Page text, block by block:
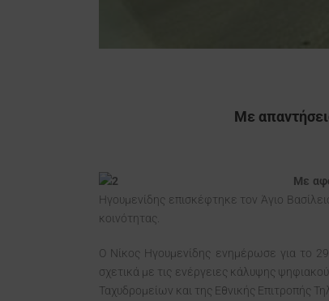
Με
Με
Ηγουμενίδης επισκέφτηκε τον Άγιο
κοινότητας.
Ο Νίκος Ηγουμενίδης ενημέρωσε για το
σχετικά με τις ενέργειες κάλυψης
Ταχυδρομείων και της Εθνικής Επιτροπής